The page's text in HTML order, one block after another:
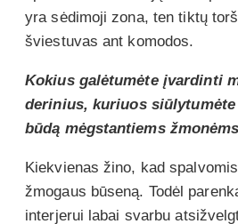
yra sėdimoji zona, ten tiktų
šviestuvas ant komodos.
Kokius galėtumėte įvardinti
derinius, kuriuos
būdą mėgstantiems
Kiekvienas žino, kad
žmogaus būseną. Todėl
interjerui labai svarbu